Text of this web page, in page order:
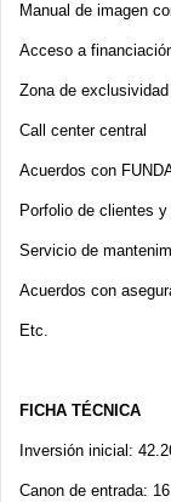
Manual de imagen
Acceso a
Zona de
Call center central
Acuerdos con
Porfolio de clientes
Servicio de
Acuerdos con
Etc.
FICHA TÉCNICA
Inversión inicial:
Canon de entrada: